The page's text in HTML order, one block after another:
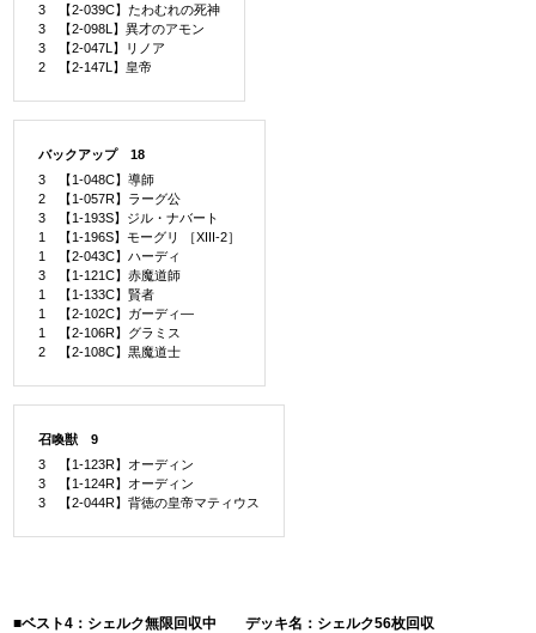
3 【2-039C】たわむれの死神
3 【2-098L】異才のアモン
3 【2-047L】リノア
2 【2-147L】皇帝
バックアップ 18
3 【1-048C】導師
2 【1-057R】ラーグ公
3 【1-193S】ジル・ナバート
1 【1-196S】モーグリ ［XIII-2］
1 【2-043C】ハーディ
3 【1-121C】赤魔道師
1 【1-133C】賢者
1 【2-102C】ガーディ―
1 【2-106R】グラミス
2 【2-108C】黒魔道士
召喚獣 9
3 【1-123R】オーディン
3 【1-124R】オーディン
3 【2-044R】背徳の皇帝マティウス
■ベスト4：シェルク無限回収中 デッキ名：シェルク56枚回収